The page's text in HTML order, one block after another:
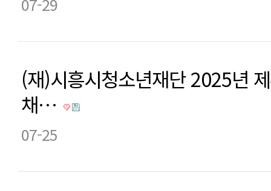
(재)시흥시청소년재단 2025년
채…
07-25